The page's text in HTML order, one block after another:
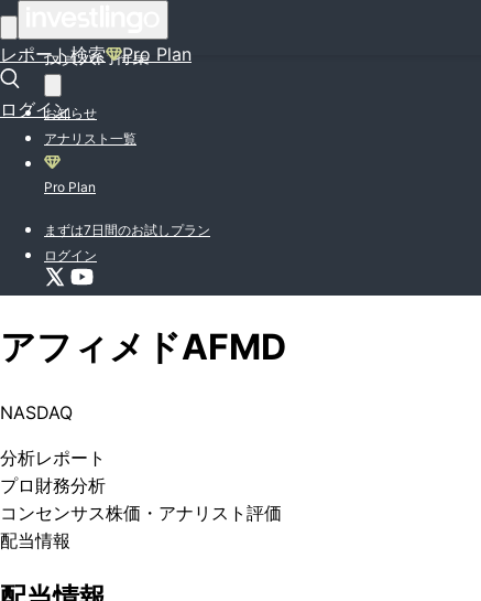
レポート検索 Pro Plan
ログイン
投資入門特集
お知らせ
アナリスト一覧
Pro Plan
まずは7日間のお試しプラン
ログイン
アフィメドAFMD
NASDAQ
分析レポート
プロ 財務分析
コンセンサス株価 ・アナリスト評価
配当情報